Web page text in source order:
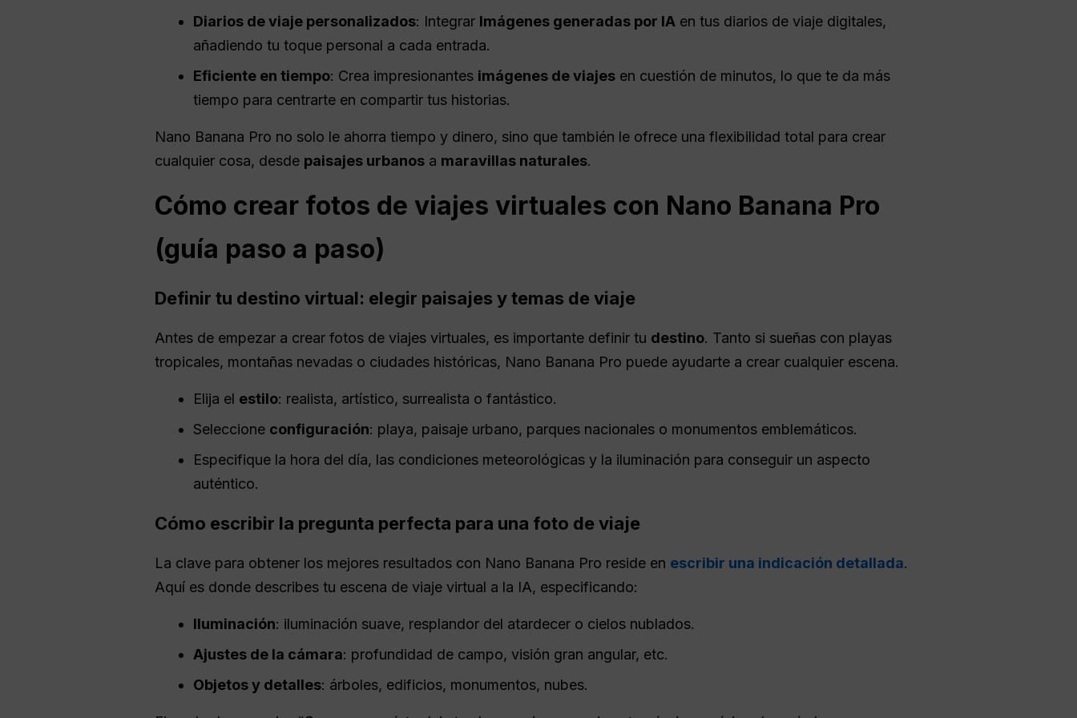
Diarios de viaje personalizados: Integrar Imágenes generadas por IA en tus diarios de viaje digitales,
añadiendo tu toque personal a cada entrada.
Eficiente en tiempo: Crea impresionantes imágenes de viajes en cuestión de minutos, lo que te da más
tiempo para centrarte en compartir tus historias.
Nano Banana Pro no solo le ahorra tiempo y dinero, sino que también le ofrece una flexibilidad total para crear
cualquier cosa, desde paisajes urbanos a maravillas naturales.
Cómo crear fotos de viajes virtuales con Nano Banana Pro
(guía paso a paso)
Definir tu destino virtual: elegir paisajes y temas de viaje
Antes de empezar a crear fotos de viajes virtuales, es importante definir tu destino. Tanto si sueñas con playas
tropicales, montañas nevadas o ciudades históricas, Nano Banana Pro puede ayudarte a crear cualquier escena.
Elija el estilo: realista, artístico, surrealista o fantástico.
Seleccione configuración: playa, paisaje urbano, parques nacionales o monumentos emblemáticos.
Especifique la hora del día, las condiciones meteorológicas y la iluminación para conseguir un aspecto
auténtico.
Cómo escribir la pregunta perfecta para una foto de viaje
La clave para obtener los mejores resultados con Nano Banana Pro reside en escribir una indicación detallada.
Aquí es donde describes tu escena de viaje virtual a la IA, especificando:
Iluminación: iluminación suave, resplandor del atardecer o cielos nublados.
Ajustes de la cámara: profundidad de campo, visión gran angular, etc.
Objetos y detalles: árboles, edificios, monumentos, nubes.